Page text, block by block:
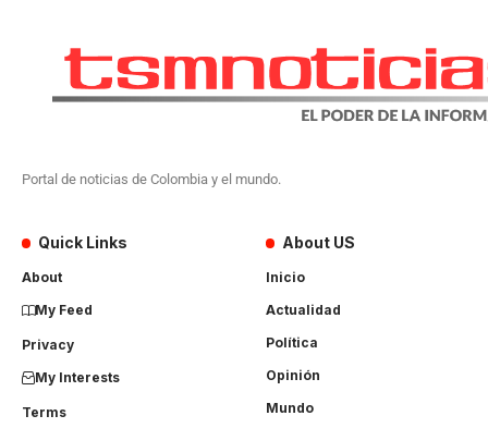
Portal de noticias de Colombia y el mundo.
Quick Links
About
My Feed
Privacy
My Interests
Terms
About US
Inicio
Actualidad
Política
Opinión
Mundo